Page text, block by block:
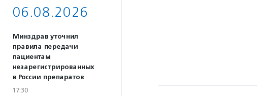
06.08.2026
Минздрав уточнил
правила передачи
пациентам
незарегистрированных
в России препаратов
17:30